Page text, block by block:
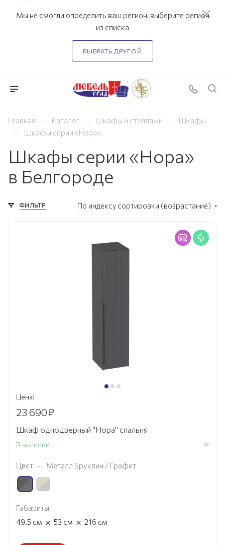
Мы не смогли определить ваш регион, выберите регион
из списка
ВЫБРАТЬ ДРУГОЙ
Главная — Каталог — Шкафы и стеллажи — Шкафы
— Шкафы серии «Нора»
Шкафы серии «Нора»
в Белгороде
ФИЛЬТР По индексу сортировки (возрастание)
Цена:
23 690₽
Шкаф однодверный "Нора" спальня
В наличии
Цвет — Металл Бруклин / Графит
Габариты
49.5 см × 53 см × 216 см